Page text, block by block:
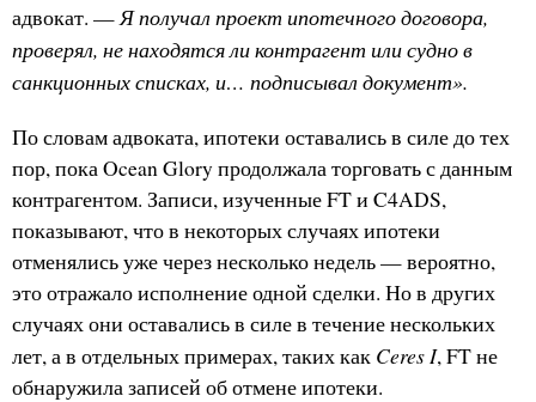
адвокат. —Я получал проект ипотечного договора,
проверял, не находятся ли контрагент или судно в
санкционных списках, и… подписывал документ».
По словам адвоката, ипотеки оставались в силе до тех
пор, пока Ocean Glory продолжала торговать с данным
контрагентом. Записи, изученные FT и C4ADS,
показывают, что в некоторых случаях ипотеки
отменялись уже через несколько недель — вероятно,
это отражало исполнение одной сделки. Но в других
случаях они оставались в силе в течение нескольких
лет, а в отдельных примерах, таких как Ceres I, FT не
обнаружила записей об отмене ипотеки.